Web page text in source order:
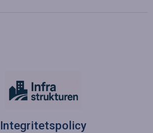
Integritetspolicy